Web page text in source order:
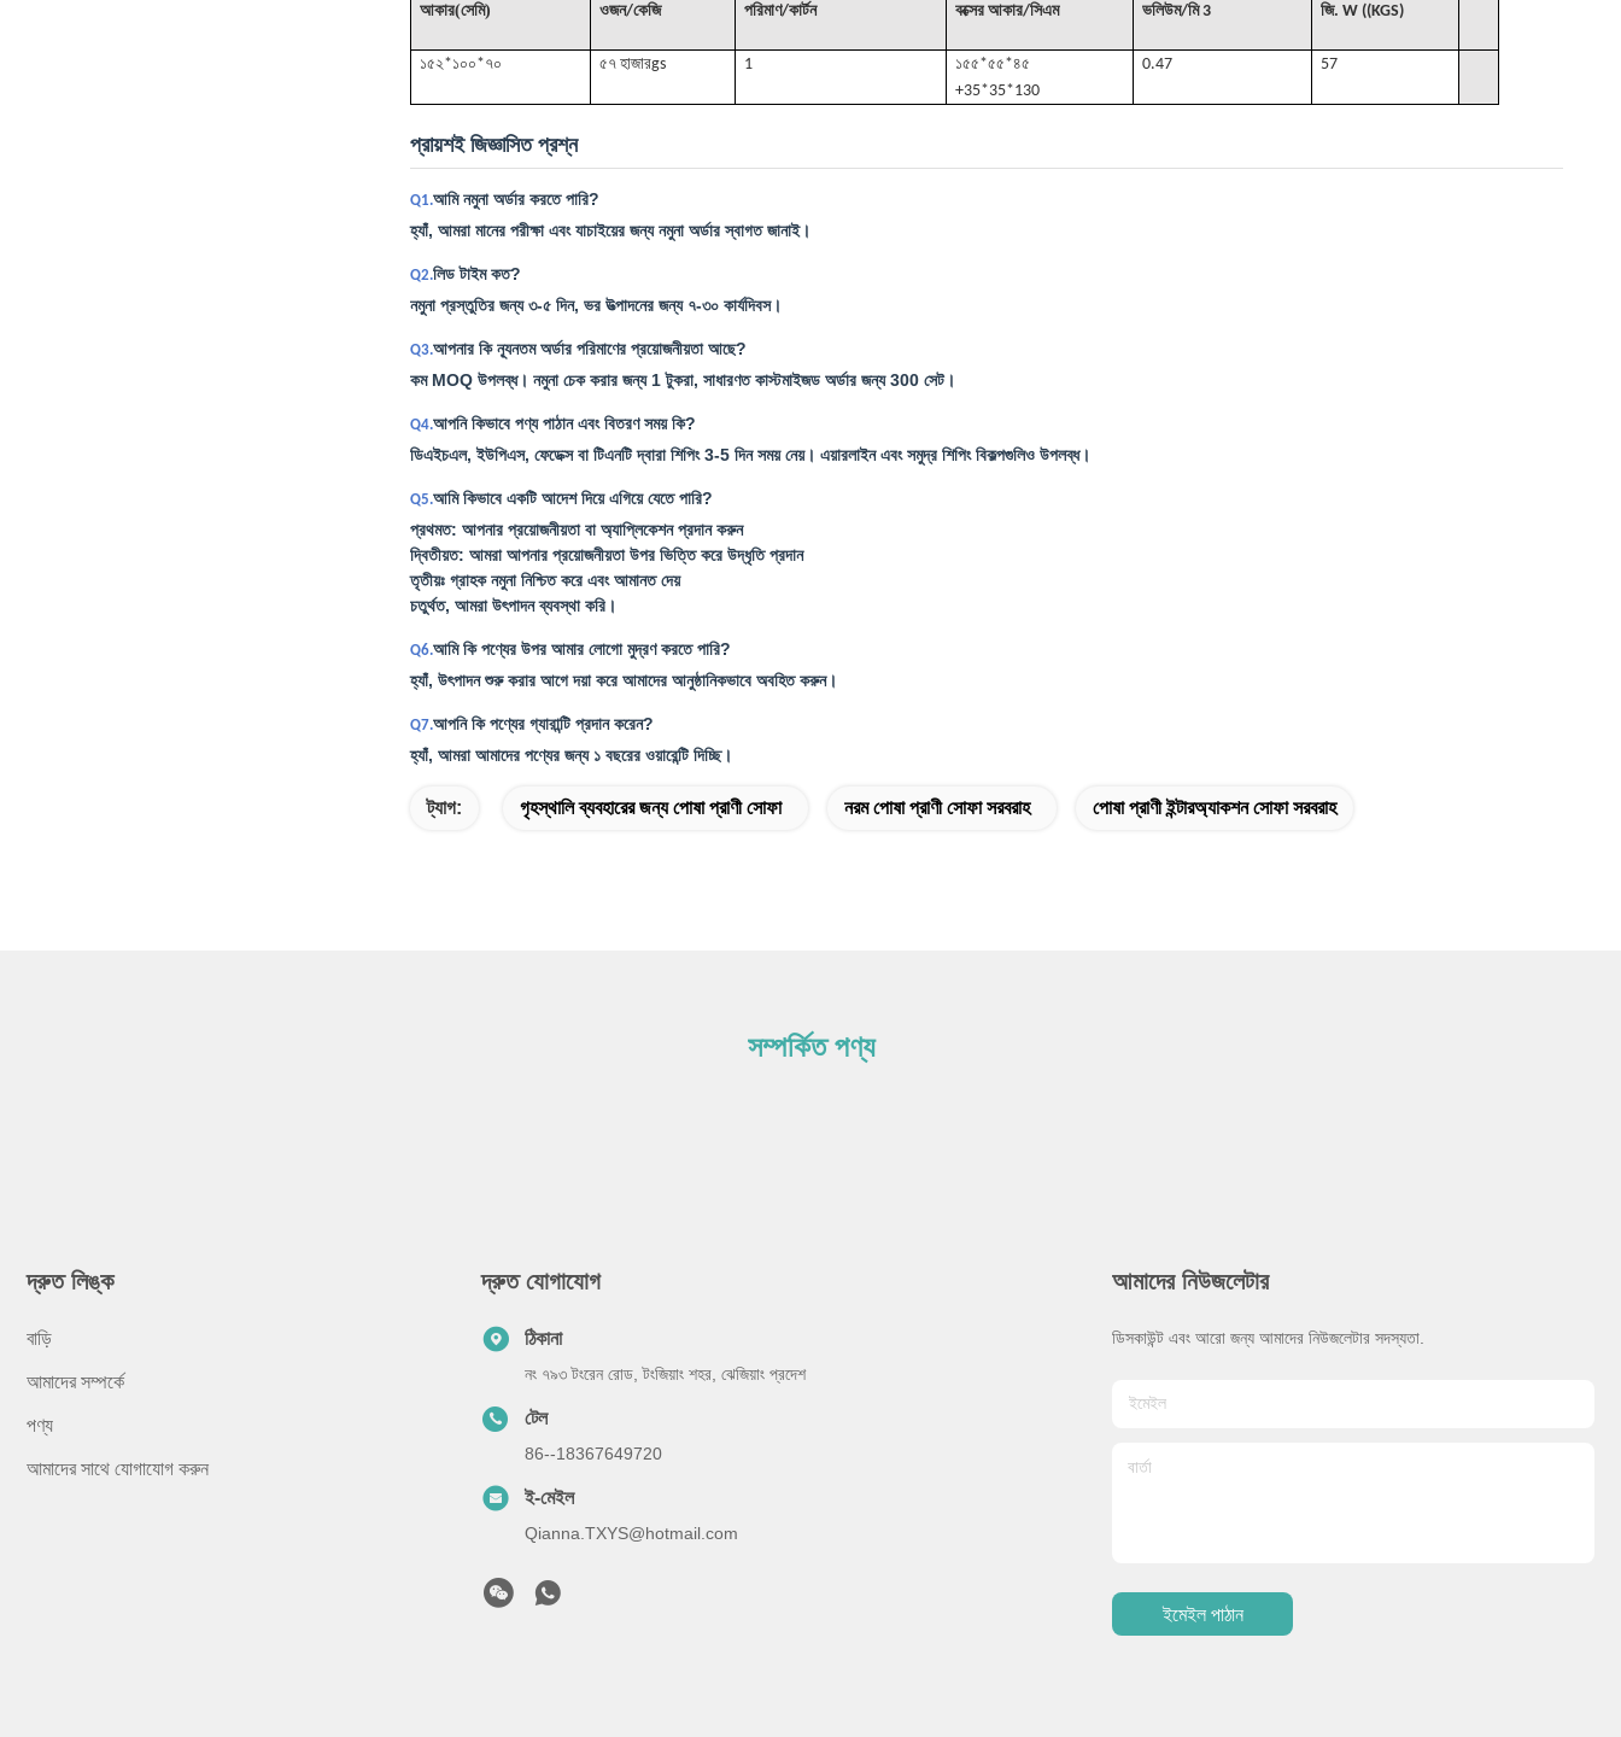
আকার(সেমি) ওজন/কেজি পরিমাণ/কার্টন বক্সের আকার/সিএম ভলিউম/মি 3 জি. W ((KGS)
১৫২*১০০*৭০ ৫৭ হাজারgs 1
১৫৫*৫৫*৪৫
+35*35*130
0.47 57
প্রায়শই জিজ্ঞাসিত প্রশ্ন
Q1.আমি নমুনা অর্ডার করতে পারি?
হ্যাঁ, আমরা মানের পরীক্ষা এবং যাচাইয়ের জন্য নমুনা অর্ডার স্বাগত জানাই।
Q2.লিড টাইম কত?
নমুনা প্রস্তুতির জন্য ৩-৫ দিন, ভর উত্পাদনের জন্য ৭-৩০ কার্যদিবস।
Q3.আপনার কি ন্যূনতম অর্ডার পরিমাণের প্রয়োজনীয়তা আছে?
কম MOQ উপলব্ধ। নমুনা চেক করার জন্য 1 টুকরা, সাধারণত কাস্টমাইজড অর্ডার জন্য 300 সেট।
Q4.আপনি কিভাবে পণ্য পাঠান এবং বিতরণ সময় কি?
ডিএইচএল, ইউপিএস, ফেডেক্স বা টিএনটি দ্বারা শিপিং 3-5 দিন সময় নেয়। এয়ারলাইন এবং সমুদ্র শিপিং বিকল্পগুলিও উপলব্ধ।
Q5.আমি কিভাবে একটি আদেশ দিয়ে এগিয়ে যেতে পারি?
প্রথমত: আপনার প্রয়োজনীয়তা বা অ্যাপ্লিকেশন প্রদান করুন
দ্বিতীয়ত: আমরা আপনার প্রয়োজনীয়তা উপর ভিত্তি করে উদ্ধৃতি প্রদান
তৃতীয়ঃ গ্রাহক নমুনা নিশ্চিত করে এবং আমানত দেয়
চতুর্থত, আমরা উৎপাদন ব্যবস্থা করি।
Q6.আমি কি পণ্যের উপর আমার লোগো মুদ্রণ করতে পারি?
হ্যাঁ, উৎপাদন শুরু করার আগে দয়া করে আমাদের আনুষ্ঠানিকভাবে অবহিত করুন।
Q7.আপনি কি পণ্যের গ্যারান্টি প্রদান করেন?
হ্যাঁ, আমরা আমাদের পণ্যের জন্য ১ বছরের ওয়ারেন্টি দিচ্ছি।
ট্যাগ: গৃহস্থালি ব্যবহারের জন্য পোষা প্রাণী সোফা নরম পোষা প্রাণী সোফা সরবরাহ পোষা প্রাণী ইন্টারঅ্যাকশন সোফা সরবরাহ
সম্পর্কিত পণ্য
দ্রুত লিঙ্ক
বাড়ি
আমাদের সম্পর্কে
পণ্য
আমাদের সাথে যোগাযোগ করুন
দ্রুত যোগাযোগ
ঠিকানা
নং ৭৯৩ টংরেন রোড, টংজিয়াং শহর, ঝেজিয়াং প্রদেশ
টেল
86--18367649720
ই-মেইল
Qianna.TXYS@hotmail.com
আমাদের নিউজলেটার
ডিসকাউন্ট এবং আরো জন্য আমাদের নিউজলেটার সদস্যতা.
ইমেইল পাঠান